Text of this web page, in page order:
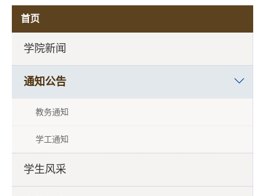
首页
学院新闻
通知公告
教务通知
学工通知
学生风采